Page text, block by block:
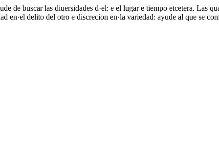
de buscar las diuersidades d·el: e el lugar e tiempo etcetera. Las
en·el delito del otro e discrecion en·la variedad: ayude al que se